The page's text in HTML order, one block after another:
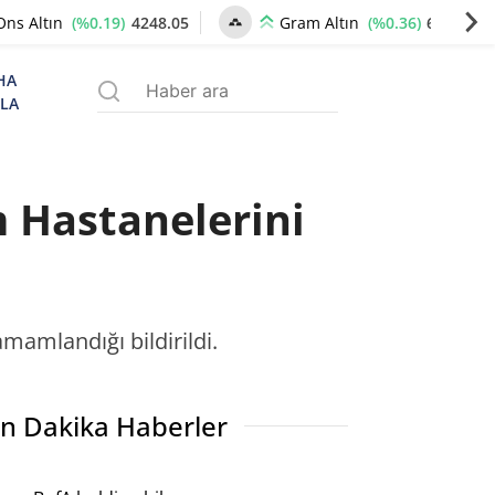
Altın (%0.19) 4248.05 Gram Altın (%0.36) 6516.02
Hastanelerini
bildirildi.
Dakika Haberler